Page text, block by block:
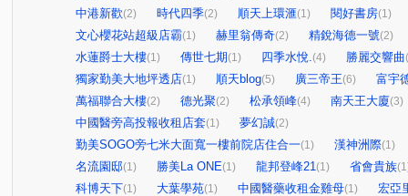
中港新歡(2) 時代四季(2) 順天上環滙(1) 閱好書房(1)
文心櫻花站超級店霸(1) 赫里翁傳奇(2) 精銳海德一號(2)
水蓮爵士大樓(1) 傳世七期(1) 四季水悅.(4) 勝麗交響曲
獨家勤美大地坪透店(1) 順天blog(5) 廣三帝王(6)
富宇
萬福聯合大樓(2) 德光聚(2) 松承領峰(4) 南天王大廈(3)
中國醫旁高投報收租店套(1) 夢幻誠(2)
勤美SOGO旁七米大面寬一樓前院店住合一(1) 漢神洲際(1)
名流園邸(1) 勝美La ONE(1) 龍邦登峰21(1) 省會貴族
科博天下(1) 大葉學苑(1) 中國醫藥收租金雞母(1)
宏亞